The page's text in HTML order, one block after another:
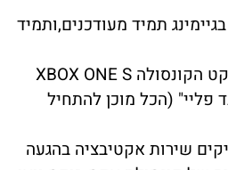
בגיימינג תמיד מעודכנים,ותמיד
קניה בראש שקט הקונסולה XBOX ONE S
(הכל מוכן להתחיל
שירות אקטיבציה בהגעה